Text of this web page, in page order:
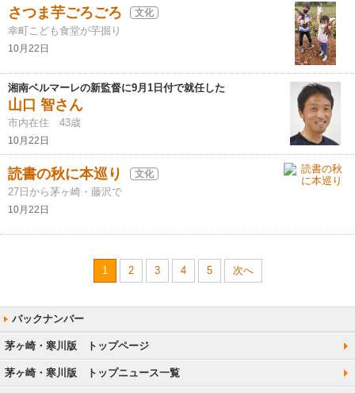
さつま芋ごろごろ 文化
幸町こども食堂が芋掘り
10月22日
湘南ベルマーレの新監督に9月1日付で就任した
山口 智さん
市内在住 43歳
10月22日
読書の秋に本巡り 文化
27日から茅ヶ崎・藤沢で
10月22日
1 2 3 4 5 次へ
茅ヶ崎・寒川版 トップページ
茅ヶ崎・寒川版 トップニュース一覧